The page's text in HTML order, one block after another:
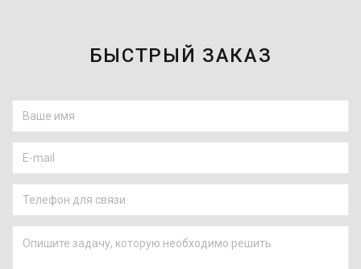
БЫСТРЫЙ ЗАКАЗ